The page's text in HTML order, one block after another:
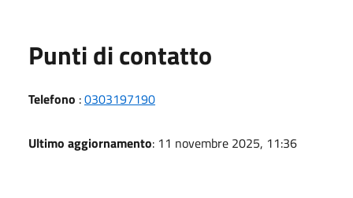
Punti di contatto
Telefono :0303197190
Ultimo aggiornamento: 11 novembre 2025, 11:36